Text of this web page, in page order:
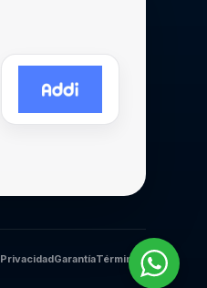
PrivacidadGarantíaTérminos